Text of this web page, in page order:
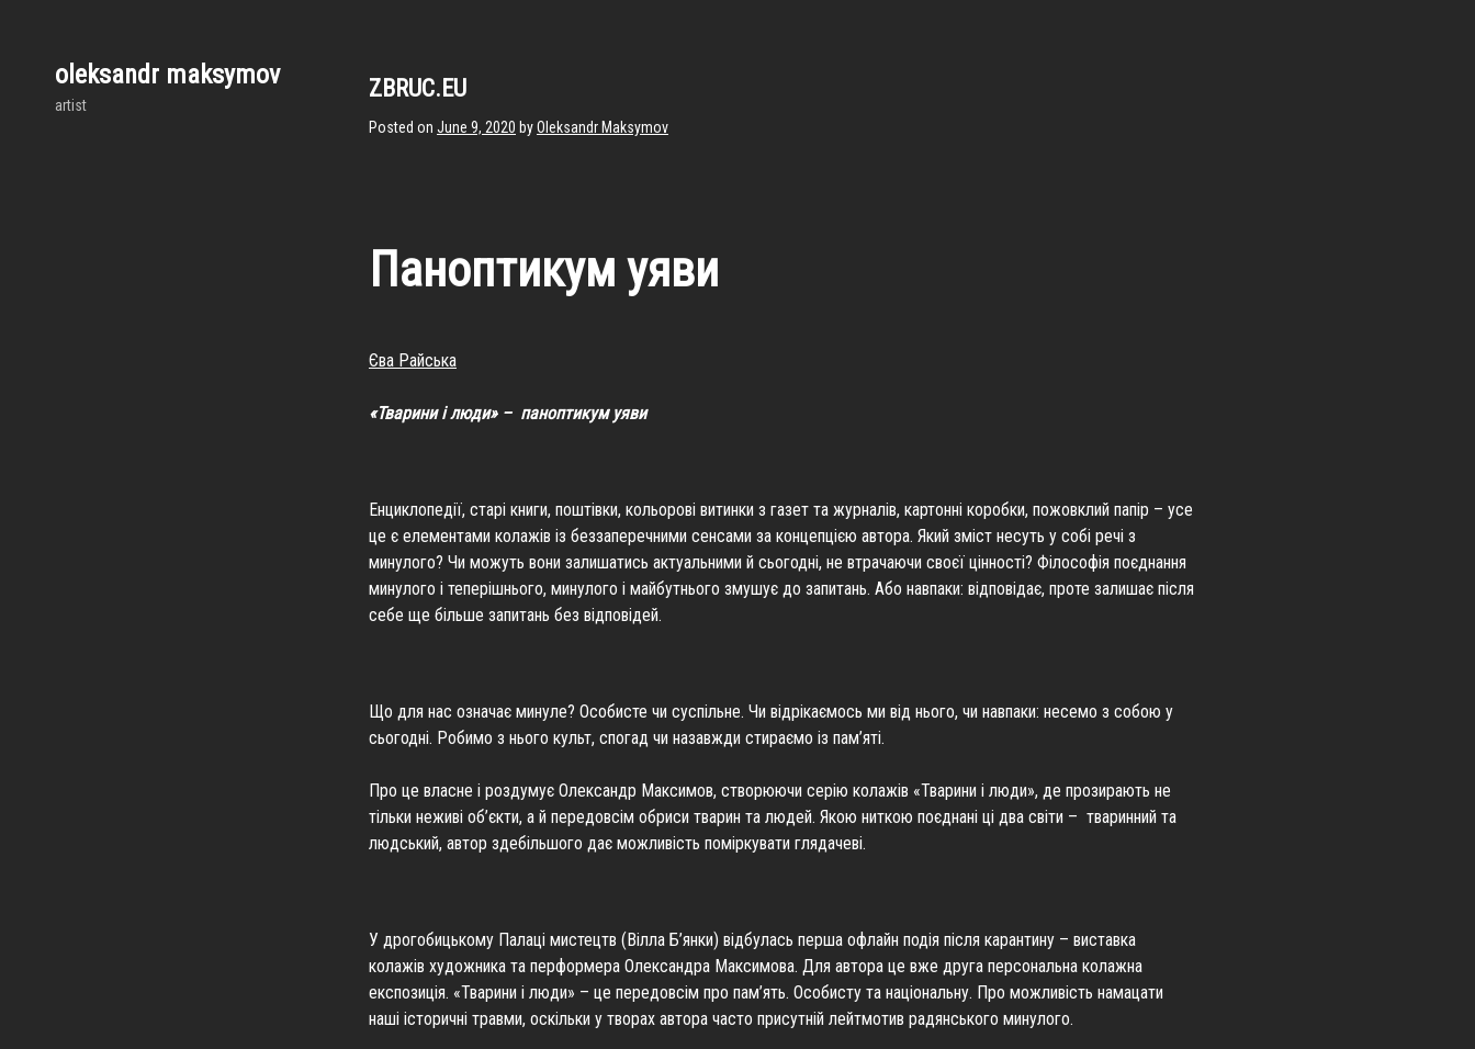
oleksandr maksymov
artist
ZBRUC.EU
Posted on June 9, 2020 byOleksandr Maksymov
Паноптикум уяви
Єва Райська
«Тварини і люди» – паноптикум уяви
Енциклопедії, старі книги, поштівки, кольорові витинки з газет та журналів, картонні коробки, пожовклий папір – усе
це є елементами колажів із беззаперечними сенсами за концепцією автора. Який зміст несуть у собі речі з
минулого? Чи можуть вони залишатись актуальними й сьогодні, не втрачаючи своєї цінності? Філософія поєднання
минулого і теперішнього, минулого і майбутнього змушує до запитань. Або навпаки: відповідає, проте залишає після
себе ще більше запитань без відповідей.
Що для нас означає минуле? Особисте чи суспільне. Чи відрікаємось ми від нього, чи навпаки: несемо з собою у
сьогодні. Робимо з нього культ, спогад чи назавжди стираємо із пам’яті.
Про це власне і роздумує Олександр Максимов, створюючи серію колажів «Тварини і люди», де прозирають не
тільки неживі об’єкти, а й передовсім обриси тварин та людей. Якою ниткою поєднані ці два світи – тваринний та
людський, автор здебільшого дає можливість поміркувати глядачеві.
У дрогобицькому Палаці мистецтв (Вілла Б’янки) відбулась перша офлайн подія після карантину – виставка
колажів художника та перформера Олександра Максимова. Для автора це вже друга персональна колажна
експозиція. «Тварини і люди» – це передовсім про пам’ять. Особисту та національну. Про можливість намацати
наші історичні травми, оскільки у творах автора часто присутній лейтмотив радянського минулого.